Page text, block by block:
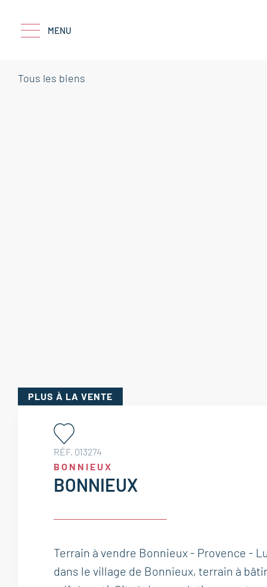
MENU
Tous les biens
PLUS À LA VENTE
RÉF. 013274
BONNIEUX
BONNIEUX
Terrain à vendre Bonnieux - Provence -
dans le village de Bonnieux, terrain à